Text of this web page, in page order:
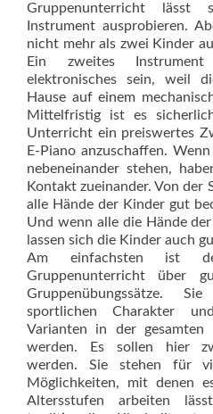
Gruppenunterricht
Instrument ausprobieren.
nicht mehr als zwei Kinder
Ein zweites
elektronisches sein, weil
Hause auf einem
Mittelfristig ist es
Unterricht ein preiswertes
E-Piano anzuschaffen.
nebeneinander stehen,
Kontakt zueinander. Von der
alle Hände der Kinder gut
Und wenn alle die Hände
lassen sich die Kinder auch
Am einfachsten ist
Gruppenunterricht über
Gruppenübungssätze.
sportlichen Charakter
Varianten in der gesamten
werden. Es sollen hier
werden. Sie stehen für
Möglichkeiten, mit denen
Altersstufen arbeiten